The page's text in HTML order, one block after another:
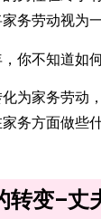
务劳动视为
你不知道如
为家务劳动
务方面做些
转变–丈